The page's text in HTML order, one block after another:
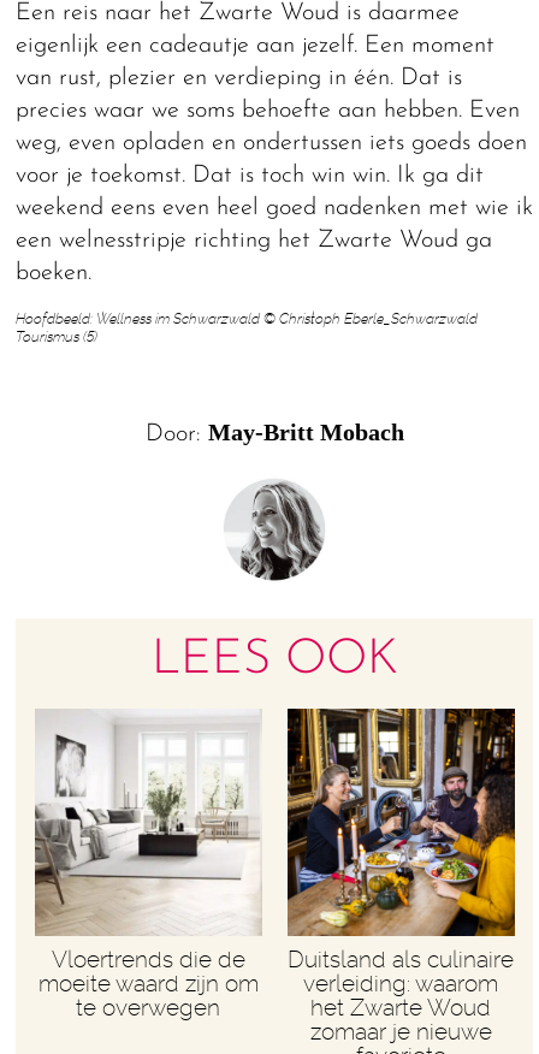
Een reis naar het Zwarte Woud is daarmee
eigenlijk een cadeautje aan jezelf. Een moment
van rust, plezier en verdieping in één. Dat is
precies waar we soms behoefte aan hebben. Even
weg, even opladen en ondertussen iets goeds doen
voor je toekomst. Dat is toch win win. Ik ga dit
weekend eens even heel goed nadenken met wie ik
een welnesstripje richting het Zwarte Woud ga
boeken.
Hoofdbeeld: Wellness im Schwarzwald © Christoph Eberle_Schwarzwald
Tourismus (5)
Door: May-Britt Mobach
LEES OOK
Vloertrends die de
moeite waard zijn om
te overwegen
Duitsland als culinaire
verleiding: waarom
het Zwarte Woud
zomaar je nieuwe